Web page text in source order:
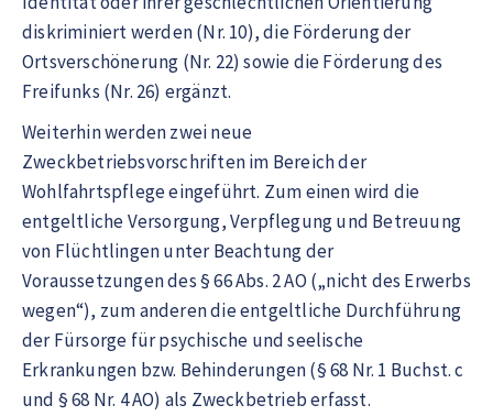
diskriminiert werden (Nr. 10), die Förderung der
Ortsverschönerung (Nr. 22) sowie die Förderung des
Freifunks (Nr. 26) ergänzt.
Weiterhin werden zwei neue
Zweckbetriebsvorschriften im Bereich der
Wohlfahrtspflege eingeführt. Zum einen wird die
entgeltliche Versorgung, Verpflegung und Betreuung
von Flüchtlingen unter Beachtung der
Voraussetzungen des § 66 Abs. 2 AO („nicht des Erwerbs
wegen“), zum anderen die entgeltliche Durchführung
der Fürsorge für psychische und seelische
Erkrankungen bzw. Behinderungen (§ 68 Nr. 1 Buchst. c
und § 68 Nr. 4 AO) als Zweckbetrieb erfasst.